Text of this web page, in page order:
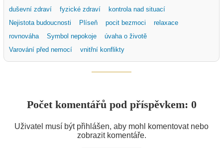
duševní zdraví fyzické zdraví
kontrola nad situací
Nejistota budoucnosti
Plíseň pocit bezmoci
relaxace
rovnováha
Symbol nepokoje
úvaha o životě
Varování před nemocí
vnitřní konflikty
Počet komentářů pod příspěvkem: 0
Uživatel musí být přihlášen, aby mohl komentovat nebo
zobrazit komentáře.